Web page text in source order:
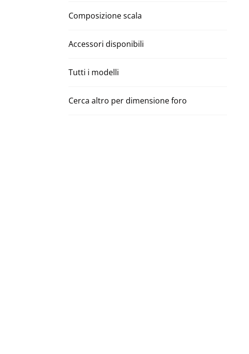
Composizione scala
Accessori disponibili
Tutti i modelli
Cerca altro per dimensione foro